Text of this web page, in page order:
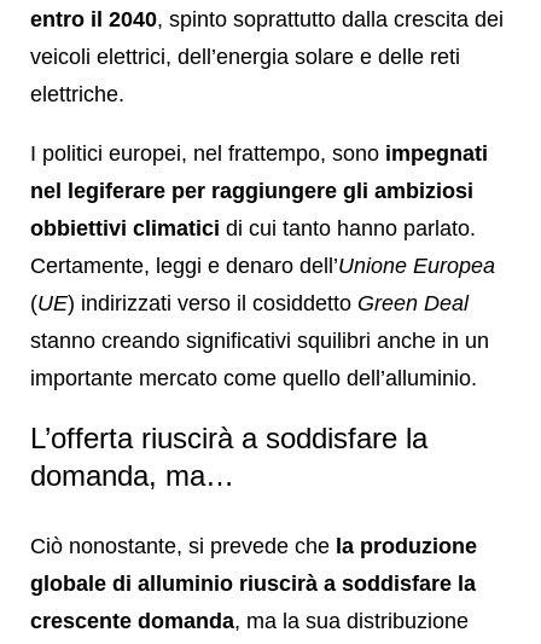
entro il 2040, spinto soprattutto dalla crescita dei
veicoli elettrici, dell’energia solare e delle reti
elettriche.
I politici europei, nel frattempo, sono impegnati
nel legiferare per raggiungere gli ambiziosi
obbiettivi climatici di cui tanto hanno parlato.
Certamente, leggi e denaro dell’Unione Europea
(UE) indirizzati verso il cosiddetto Green Deal
stanno creando significativi squilibri anche in un
importante mercato come quello dell’alluminio.
L’offerta riuscirà a soddisfare la
domanda, ma…
Ciò nonostante, si prevede che la produzione
globale di alluminio riuscirà a soddisfare la
crescente domanda, ma la sua distribuzione